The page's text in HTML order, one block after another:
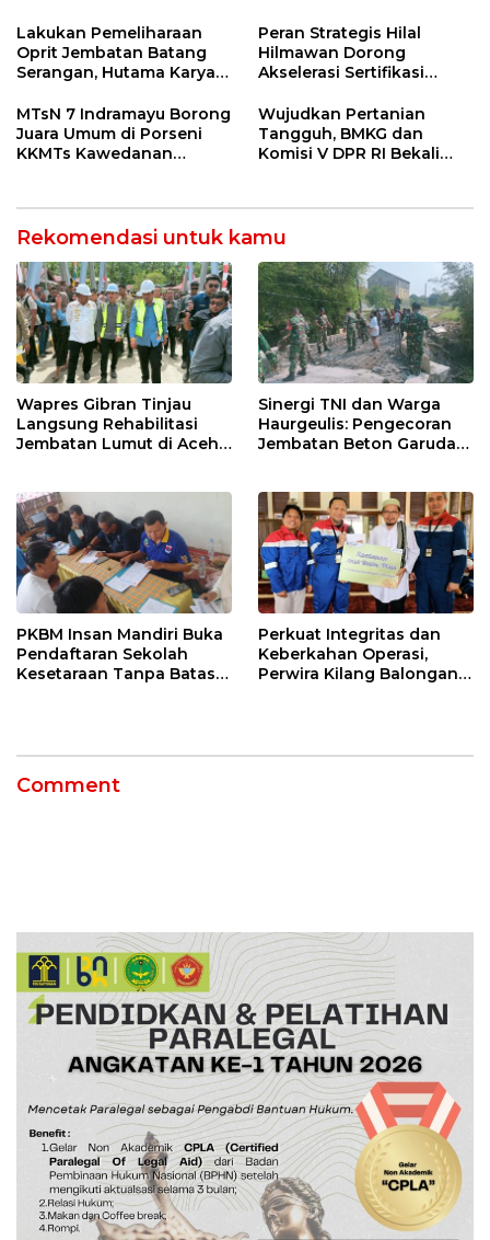
Ngamuk Kepung Polresta
Pekanbaru!
Lakukan Pemeliharaan
Oprit Jembatan Batang
Serangan, Hutama Karya
55 Tol Binjai–Langsa
Peran Strategis Hilal
Hilmawan Dorong
Akselerasi Sertifikasi
Entaskan Kemiskinan di
Indramayu
MTsN 7 Indramayu Borong
Juara Umum di Porseni
KKMTs Kawedanan
Wujudkan Pertanian
Tangguh, BMKG dan
Komisi V DPR RI Bekali
Rekomendasi untuk kamu
Wapres Gibran Tinjau
Langsung Rehabilitasi
Jembatan Lumut di Aceh
Sinergi TNI dan Warga
Haurgeulis: Pengecoran
Jembatan Beton Garuda
PKBM Insan Mandiri Buka
Pendaftaran Sekolah
Kesetaraan Tanpa Batas
Perkuat Integritas dan
Keberkahan Operasi,
Perwira Kilang Balongan
Comment